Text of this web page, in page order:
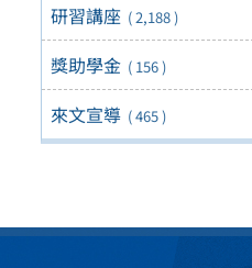
研習講座 ( 2,188 )
獎助學金 ( 156 )
來文宣導 ( 465 )